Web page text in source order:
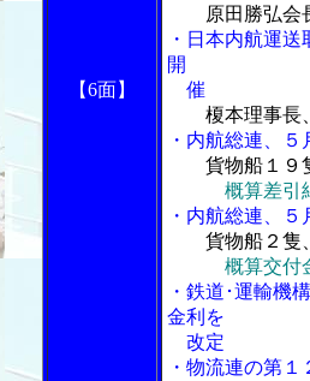
【6面】
原田勝弘会
・日本内航運
開
催
榎本理事長
・内航総連、
貨物船１９
概算差引
・内航総連、
貨物船２隻
概算交付
・鉄道･運輸機
金利を
改定
・物流連の第